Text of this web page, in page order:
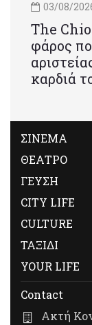
03/08/
Τhe
φάρος
καρδιά
ΣΙΝΕΜΑ
ΘΕΑΤΡΟ
ΓΕΥΣΗ
CITY LIFE
CULTURE
ΤΑΞΙΔΙ
YOUR LIFE
Contact
Ακτή